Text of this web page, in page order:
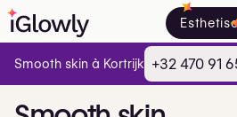
Smooth skin à Kortrijk +32 470 91